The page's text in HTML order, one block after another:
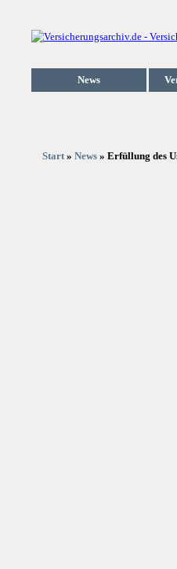
News
Start» News » Erfüllung des